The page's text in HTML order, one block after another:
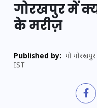
गोरखपुर में
के मरीज़
Published by: गो गोरखपुर
IST